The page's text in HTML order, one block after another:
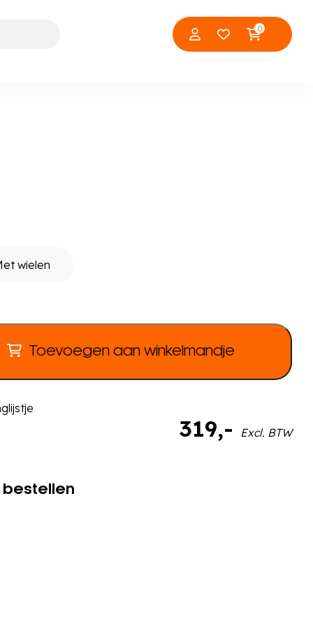
0
wielen
319,- Excl. BTW
Toevoegen aan winkelmandje
bestellen